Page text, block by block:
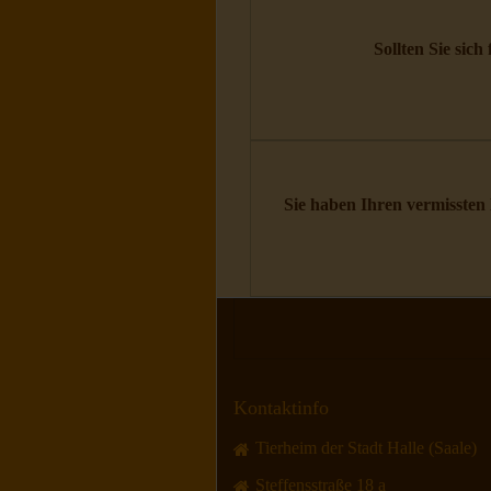
Sollten Sie
Sie haben Ihren
Kontaktinfo
Tierheim der Stadt Halle (Saale)
Steffensstraße 18 a